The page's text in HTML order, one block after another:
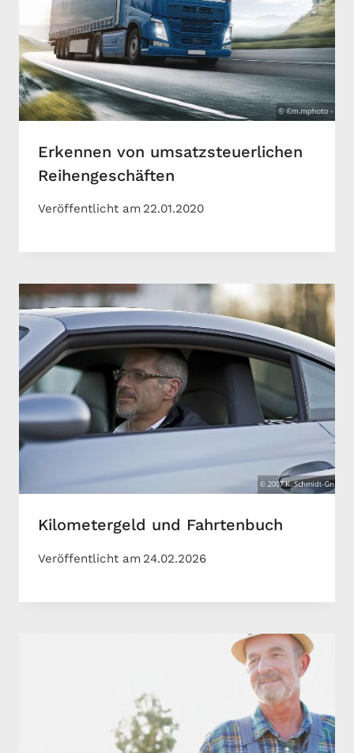
Erkennen von umsatzsteuerlichen
Reihengeschäften
Veröffentlicht am 22.01.2020
Kilometergeld und Fahrtenbuch
Veröffentlicht am 24.02.2026